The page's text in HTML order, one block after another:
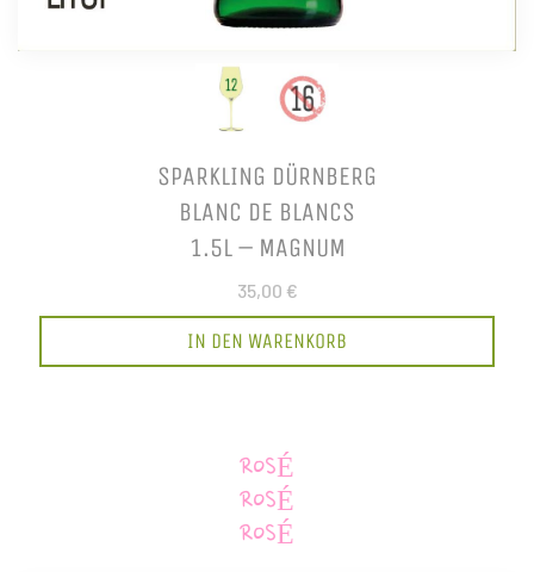
SPARKLING DÜRNBERG
BLANC DE BLANCS
1.5L – MAGNUM
35,00 €
IN DEN WARENKORB
ROSÉ
ROSÉ
ROSÉ